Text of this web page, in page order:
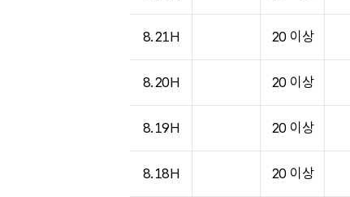
8.21H 20 이상
8.20H 20 이상
8.19H 20 이상
8.18H 20 이상